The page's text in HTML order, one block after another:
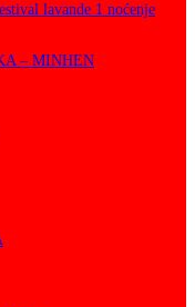
lavande 1 noćenje
– MINHEN